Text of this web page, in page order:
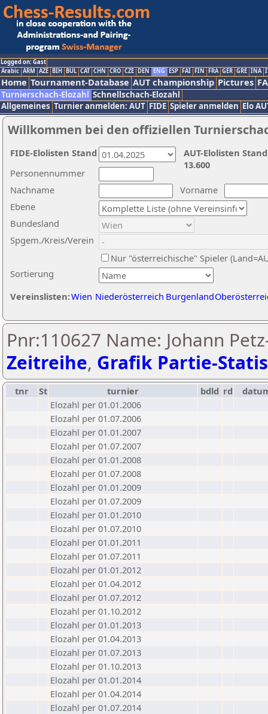
Logged on: Gast
Arabic ARM AZE BIH BUL CAT CHN CRO CZE DEN ENG ESP FAI FIN FRA GER GRE INA
Home Tournament-Database AUT championship Pictures
Turnierschach-Elozahl Schnellschach-Elozahl
Allgemeines Turnier anmelden: AUT FIDE Spieler anmelden Elo
Willkommen bei den offiziellen
Nachname
Vorname
Ebene
Sortierung
Personennummer
Bundesland
Spgem./Kreis/Verein
Nur "österreichische" Spieler
Vereinslisten:Wien Niederösterreich Burgenland
AUT-Elolisten
13.600
FIDE-Elolisten Stand
Pnr:110627 Name: Johann
Zeitreihe, Grafik Partie-
tnr St turnier bdld rd
Elozahl per 01.01.2006
Elozahl per 01.07.2006
Elozahl per 01.01.2007
Elozahl per 01.07.2007
Elozahl per 01.01.2008
Elozahl per 01.07.2008
Elozahl per 01.01.2009
Elozahl per 01.07.2009
Elozahl per 01.01.2010
Elozahl per 01.07.2010
Elozahl per 01.01.2011
Elozahl per 01.07.2011
Elozahl per 01.01.2012
Elozahl per 01.04.2012
Elozahl per 01.07.2012
Elozahl per 01.10.2012
Elozahl per 01.01.2013
Elozahl per 01.04.2013
Elozahl per 01.07.2013
Elozahl per 01.10.2013
Elozahl per 01.01.2014
Elozahl per 01.04.2014
Elozahl per 01.07.2014